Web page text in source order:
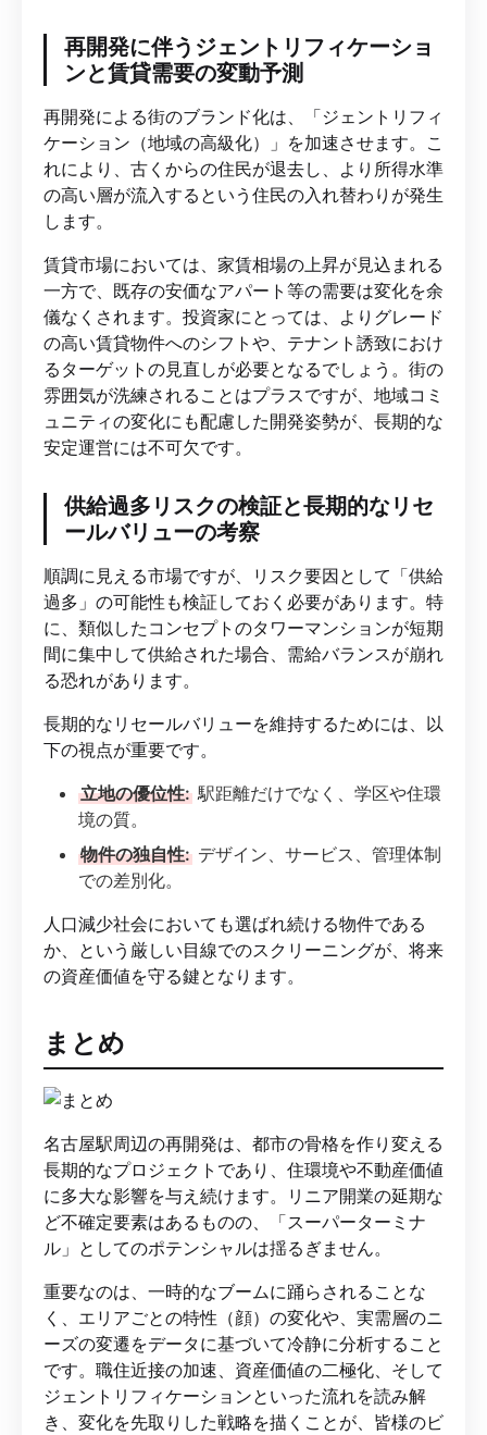
再開発に伴うジェントリフィケーショ
ンと賃貸需要の変動予測
再開発による街のブランド化は、「ジェントリフィ
ケーション（地域の高級化）」を加速させます。こ
れにより、古くからの住民が退去し、より所得水準
の高い層が流入するという住民の入れ替わりが発生
します。
賃貸市場においては、家賃相場の上昇が見込まれる
一方で、既存の安価なアパート等の需要は変化を余
儀なくされます。投資家にとっては、よりグレード
の高い賃貸物件へのシフトや、テナント誘致におけ
るターゲットの見直しが必要となるでしょう。街の
雰囲気が洗練されることはプラスですが、地域コミ
ュニティの変化にも配慮した開発姿勢が、長期的な
安定運営には不可欠です。
供給過多リスクの検証と長期的なリセ
ールバリューの考察
順調に見える市場ですが、リスク要因として「供給
過多」の可能性も検証しておく必要があります。特
に、類似したコンセプトのタワーマンションが短期
間に集中して供給された場合、需給バランスが崩れ
る恐れがあります。
長期的なリセールバリューを維持するためには、以
下の視点が重要です。
立地の優位性: 駅距離だけでなく、学区や住環
境の質。
物件の独自性: デザイン、サービス、管理体制
での差別化。
人口減少社会においても選ばれ続ける物件である
か、という厳しい目線でのスクリーニングが、将来
の資産価値を守る鍵となります。
まとめ
名古屋駅周辺の再開発は、都市の骨格を作り変える
長期的なプロジェクトであり、住環境や不動産価値
に多大な影響を与え続けます。リニア開業の延期な
ど不確定要素はあるものの、「スーパーターミナ
ル」としてのポテンシャルは揺るぎません。
重要なのは、一時的なブームに踊らされることな
く、エリアごとの特性（顔）の変化や、実需層のニ
ーズの変遷をデータに基づいて冷静に分析すること
です。職住近接の加速、資産価値の二極化、そして
ジェントリフィケーションといった流れを読み解
き、変化を先取りした戦略を描くことが、皆様のビ